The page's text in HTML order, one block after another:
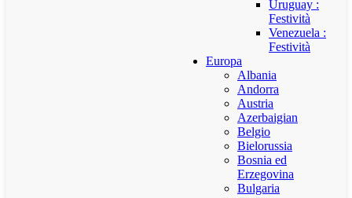
Uruguay :
Festività
Venezuela :
Festività
Europa
Albania
Andorra
Austria
Azerbaigian
Belgio
Bielorussia
Bosnia ed
Erzegovina
Bulgaria